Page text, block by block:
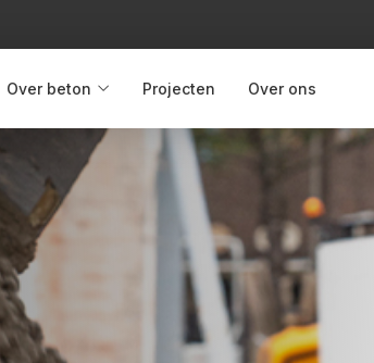
Over beton Projecten Over ons